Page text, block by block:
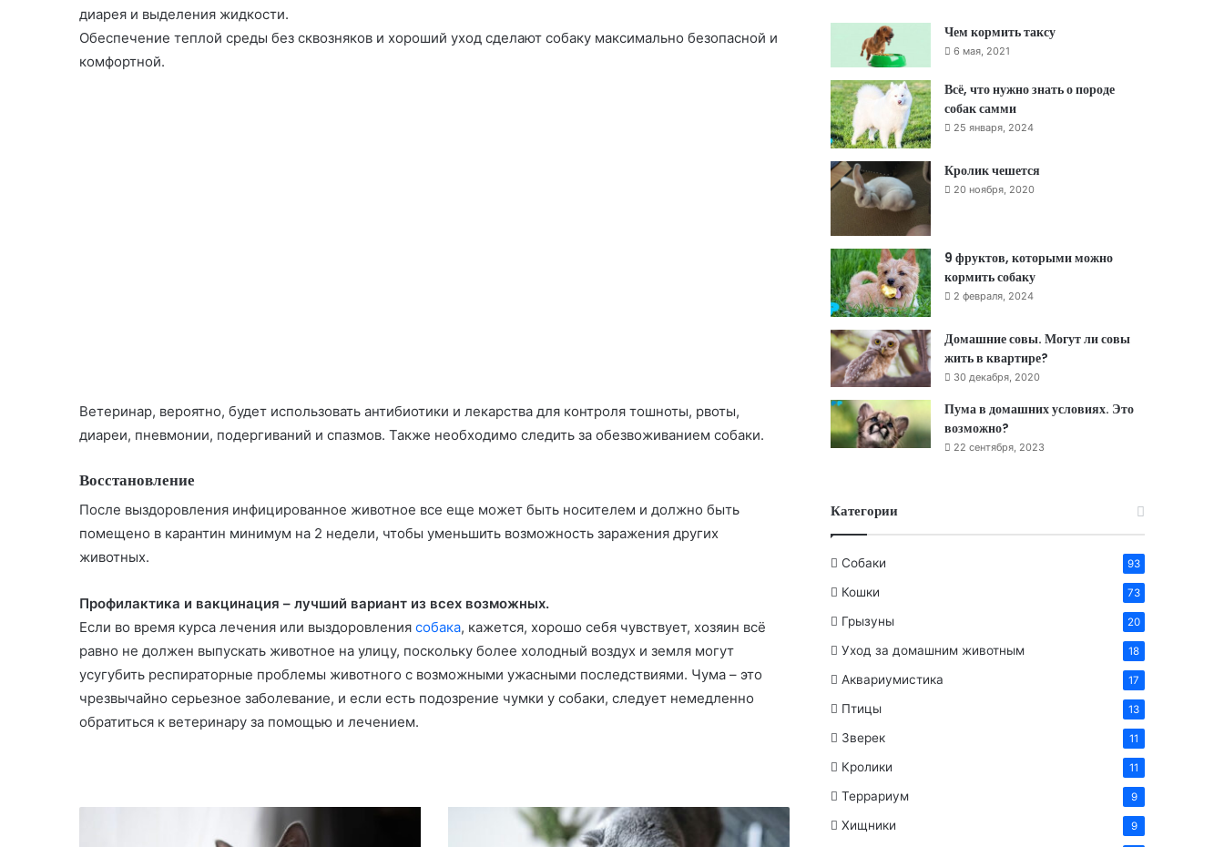
диарея и выделения жидкости.
Обеспечение теплой среды без сквозняков и хороший уход сделают собаку максимально безопасной и
комфортной.
Ветеринар, вероятно, будет использовать антибиотики и лекарства для контроля тошноты, рвоты,
диареи, пневмонии, подергиваний и спазмов. Также необходимо следить за обезвоживанием собаки.
Восстановление
После выздоровления инфицированное животное все еще может быть носителем и должно быть
помещено в карантин минимум на 2 недели, чтобы уменьшить возможность заражения других
животных.
Профилактика и вакцинация – лучший вариант из всех возможных.
Если во время курса лечения или выздоровления собака, кажется, хорошо себя чувствует, хозяин всё
равно не должен выпускать животное на улицу, поскольку более холодный воздух и земля могут
усугубить респираторные проблемы животного с возможными ужасными последствиями. Чума – это
чрезвычайно серьезное заболевание, и если есть подозрение чумки у собаки, следует немедленно
обратиться к ветеринару за помощью и лечением.
Чем кормить таксу
6 мая, 2021
Всё, что нужно знать о породе
собак самми
25 января, 2024
Кролик чешется
20 ноября, 2020
9 фруктов, которыми можно
кормить собаку
2 февраля, 2024
Домашние совы. Могут ли совы
жить в квартире?
30 декабря, 2020
Пума в домашних условиях. Это
возможно?
22 сентября, 2023
Категории
Собаки 93
Кошки 73
Грызуны 20
Уход за домашним животным 18
Аквариумистика 17
Птицы 13
Зверек 11
Кролики 11
Террариум 9
Хищники 9